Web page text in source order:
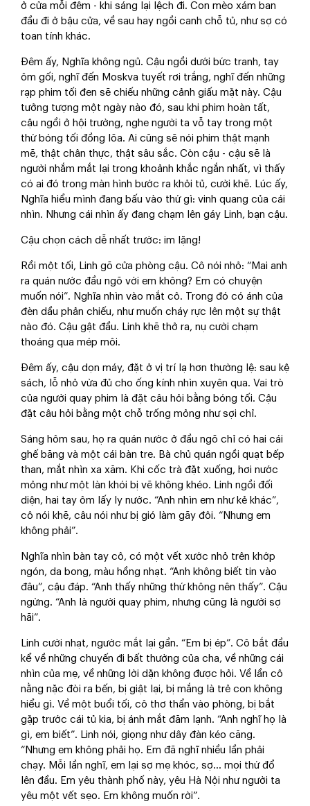
ở cửa mỗi đêm - khi sáng lại lệch đi. Con mèo xám ban
đầu đi ở bậu cửa, về sau hay ngồi canh chỗ tủ, như sợ có
toan tính khác.
Đêm ấy, Nghĩa không ngủ. Cậu ngồi dưới bức tranh, tay
ôm gối, nghĩ đến Moskva tuyết rơi trắng, nghĩ đến những
rạp phim tối đen sẽ chiếu những cảnh giấu mặt này. Cậu
tưởng tượng một ngày nào đó, sau khi phim hoàn tất,
cậu ngồi ở hội trường, nghe người ta vỗ tay trong một
thứ bóng tối đồng lõa. Ai cũng sẽ nói phim thật mạnh
mẽ, thật chân thực, thật sâu sắc. Còn cậu - cậu sẽ là
người nhắm mắt lại trong khoảnh khắc ngắn nhất, vì thấy
có ai đó trong màn hình bước ra khỏi tủ, cười khẽ. Lúc ấy,
Nghĩa hiểu mình đang bấu vào thứ gì: vinh quang của cái
nhìn. Nhưng cái nhìn ấy đang chạm lên gáy Linh, bạn cậu.
Cậu chọn cách dễ nhất trước: im lặng!
Rồi một tối, Linh gõ cửa phòng cậu. Cô nói nhỏ: “Mai anh
ra quán nước đầu ngõ với em không? Em có chuyện
muốn nói”. Nghĩa nhìn vào mắt cô. Trong đó có ánh của
đèn dầu phản chiếu, như muốn cháy rực lên một sự thật
nào đó. Cậu gật đầu. Linh khẽ thở ra, nụ cười chạm
thoáng qua mép môi.
Đêm ấy, cậu dọn máy, đặt ở vị trí lạ hơn thường lệ: sau kệ
sách, lỗ nhỏ vừa đủ cho ống kính nhìn xuyên qua. Vai trò
của người quay phim là đặt câu hỏi bằng bóng tối. Cậu
đặt câu hỏi bằng một chỗ trống mỏng như sợi chỉ.
Sáng hôm sau, họ ra quán nước ở đầu ngõ chỉ có hai cái
ghế băng và một cái bàn tre. Bà chủ quán ngồi quạt bếp
than, mắt nhìn xa xăm. Khi cốc trà đặt xuống, hơi nước
mỏng như một làn khói bị vẽ không khéo. Linh ngồi đối
diện, hai tay ôm lấy ly nước. “Anh nhìn em như kẻ khác”,
cô nói khẽ, câu nói như bị gió làm gãy đôi. “Nhưng em
không phải”.
Nghĩa nhìn bàn tay cô, có một vết xước nhỏ trên khớp
ngón, da bong, màu hồng nhạt. “Anh không biết tin vào
đâu”, cậu đáp. “Anh thấy những thứ không nên thấy”. Cậu
ngừng. “Anh là người quay phim, nhưng cũng là người sợ
hãi”.
Linh cười nhạt, ngước mắt lại gần. “Em bị ép”. Cô bắt đầu
kể về những chuyến đi bất thường của cha, về những cái
nhìn của mẹ, về những lời dặn không được hỏi. Về lần cô
nằng nặc đòi ra bến, bị giật lại, bị mắng là trẻ con không
hiểu gì. Về một buổi tối, cô thơ thẩn vào phòng, bị bắt
gặp trước cái tủ kia, bị ánh mắt đăm lạnh. “Anh nghĩ họ là
gì, em biết”. Linh nói, giọng như dây đàn kéo căng.
“Nhưng em không phải họ. Em đã nghĩ nhiều lần phải
chạy. Mỗi lần nghĩ, em lại sợ mẹ khóc, sợ… mọi thứ đổ
lên đầu. Em yêu thành phố này, yêu Hà Nội như người ta
yêu một vết sẹo. Em không muốn rời”.